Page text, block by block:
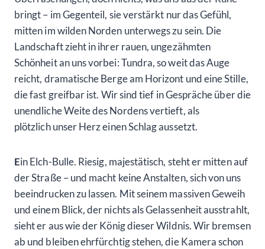
bringt – im Gegenteil, sie verstärkt nur das Gefühl,
mitten im wilden Norden unterwegs zu sein. Die
Landschaft zieht in ihrer rauen, ungezähmten
Schönheit an uns vorbei: Tundra, so weit das Auge
reicht, dramatische Berge am Horizont und eine Stille,
die fast greifbar ist. Wir sind tief in Gespräche über die
unendliche Weite des Nordens vertieft, als
plötzlich unser Herz einen Schlag aussetzt.
Ein Elch-Bulle. Riesig, majestätisch, steht er mitten auf
der Straße – und macht keine Anstalten, sich von uns
beeindrucken zu lassen. Mit seinem massiven Geweih
und einem Blick, der nichts als Gelassenheit ausstrahlt,
sieht er aus wie der König dieser Wildnis. Wir bremsen
ab und bleiben ehrfürchtig stehen, die Kamera schon